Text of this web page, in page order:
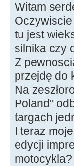
Witam
tu jest
silnika czy
Z
przejdę do
Na
Poland"
targach
I teraz
edycji
motocykla?